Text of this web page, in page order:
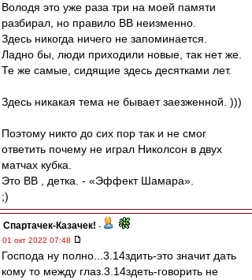
Володя это уже раза три на моей памяти
разбирал, но правило ВВ неизменно.
Здесь никогда ничего не запоминается.
Ладно бы, люди приходили новые, так нет же.
Те же самые, сидящие здесь десятками лет.
Здесь никакая тема не бывает заезженной. )))
Поэтому никто до сих пор так и не смог
ответить почему не играл Николсон в двух
матчах кубка.
Это ВВ , детка. - «Эффект Шамара».
;)
Спартачек-Казачек! -
01 окт 2022 07:48
Господа ну полно...3.14здить-это значит дать
кому то между глаз.3.14здеть-говорить не